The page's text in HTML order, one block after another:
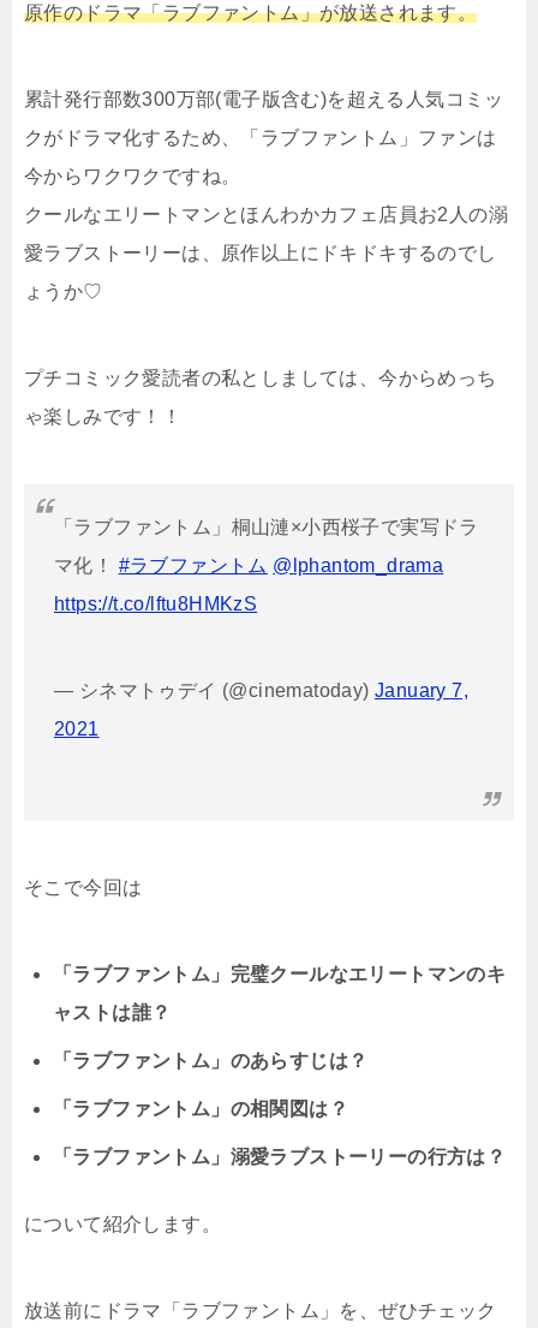
原作のドラマ「ラブファントム」が放送されます。
累計発行部数300万部(電子版含む)を超える人気コミッ
クがドラマ化するため、「ラブファントム」ファンは
今からワクワクですね。
クールなエリートマンとほんわかカフェ店員お2人の溺
愛ラブストーリーは、原作以上にドキドキするのでし
ょうか♡
プチコミック愛読者の私としましては、今からめっち
ゃ楽しみです！！
「ラブファントム」桐山漣×小西桜子で実写ドラ
マ化！ #ラブファントム @lphantom_drama
https://t.co/lftu8HMKzS
— シネマトゥデイ (@cinematoday) January 7,
2021
そこで今回は
「ラブファントム」完璧クールなエリートマンのキ
ャストは誰？
「ラブファントム」のあらすじは？
「ラブファントム」の相関図は？
「ラブファントム」溺愛ラブストーリーの行方は？
について紹介します。
放送前にドラマ「ラブファントム」を、ぜひチェック